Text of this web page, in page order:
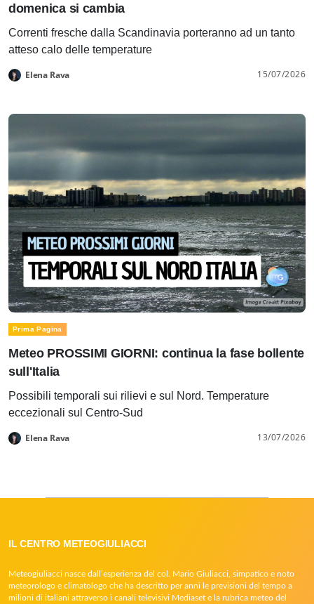
domenica si cambia
Correnti fresche dalla Scandinavia porteranno ad un tanto
atteso calo delle temperature
Elena Rava 15/07/2026
Prima Pagina
Meteo PROSSIMI GIORNI: continua la fase bollente
sull'Italia
Possibili temporali sui rilievi e sul Nord. Temperature
eccezionali sul Centro-Sud
Elena Rava 13/07/2026
IL CENTRO METEOGIULIACCI
Meteogiuliacci nasce dall’esperienza del col. Mario Giuliacci, simpatico e noto
meteorologo e climatologo che ha descritto per anni le previsioni del tempo a
milioni di italiani attraverso i canali televisivi Mediaset e la rubrica meteo del